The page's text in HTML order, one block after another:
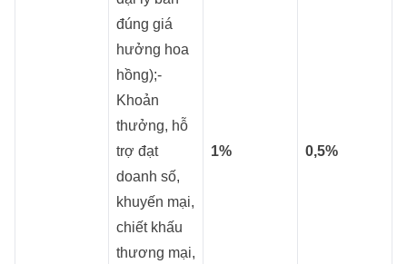
đúng giá
hưởng hoa
hồng);-
Khoản
thưởng, hỗ
trợ đạt
doanh số,
khuyến mại,
chiết khấu
thương mại,
1% 0,5%